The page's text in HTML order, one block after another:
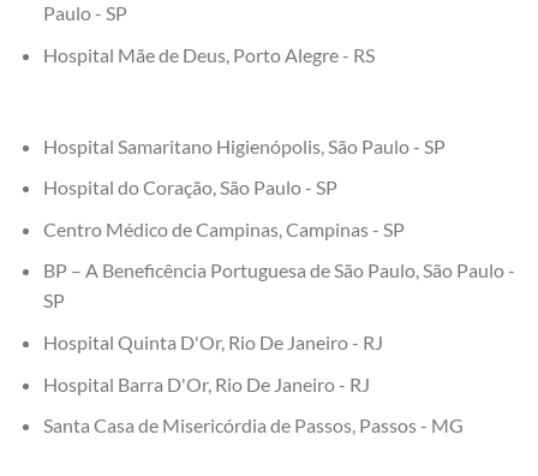
Paulo - SP
Hospital Mãe de Deus, Porto Alegre - RS
Hospital Samaritano Higienópolis, São Paulo - SP
Hospital do Coração, São Paulo - SP
Centro Médico de Campinas, Campinas - SP
BP – A Beneficência Portuguesa de São Paulo, São Paulo -
SP
Hospital Quinta D'Or, Rio De Janeiro - RJ
Hospital Barra D'Or, Rio De Janeiro - RJ
Santa Casa de Misericórdia de Passos, Passos - MG